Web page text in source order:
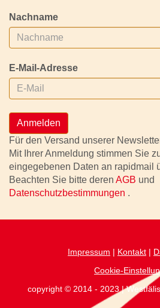
Nachname
E-Mail-Adresse
Anmelden
Für den Versand unserer
Mit Ihrer Anmeldung stimmen Sie
eingegebenen Daten an rapidmail
Beachten Sie bitte deren AGB und
Datenschutzbestimmungen .
Impressum | Kontakt |
Cookie-
copyright © 2014 - 2023 |